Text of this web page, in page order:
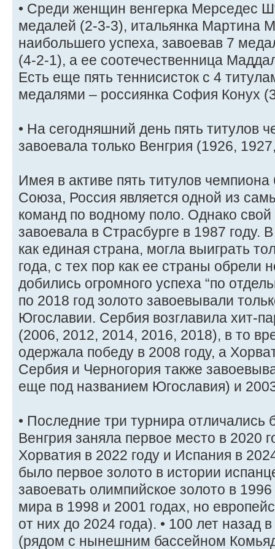
• Среди женщин венгерка Мерседес
медалей (2-3-3), итальянка Мартина
наибольшего успеха, завоевав 7
(4-2-1), а ее соотечественница
Есть еще пять теннисисток с 4
медалями – россиянка София Конух
• На сегодняшний день пять титулов
завоевала только Венгрия (1926,
Имея в активе пять титулов
Союза, Россия является одной из
команд по водному поло. Однако
завоевала в Страсбурге в 1987 году.
как единая страна, могла выиграть
года, с тех пор как ее страны обрели
добились огромного успеха “по
по 2018 год золото завоевывали
Югославии. Сербия возглавила хит-
(2006, 2012, 2014, 2016, 2018), в то
одержала победу в 2008 году, а
Сербия и Черногория также
еще под названием Югославия) и
• Последние три турнира
Венгрия заняла первое место в 2020
Хорватия в 2022 году и Испания в
было первое золото в истории
завоевать олимпийское золото в
мира в 1998 и 2001 годах, но
от них до 2024 года). • 100 лет назад
(рядом с нынешним бассейном